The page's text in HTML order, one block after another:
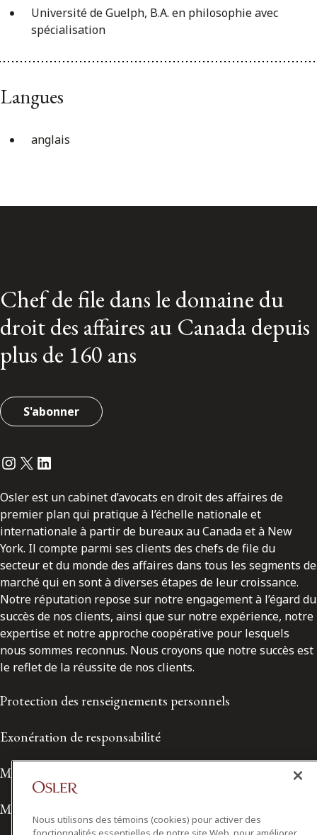
Université de Guelph, B.A. en philosophie avec
spécialisation
Langues
anglais
Chef de file dans le domaine du
droit des affaires au Canada depuis
plus de 160 ans
S'abonner
Instagram
Twitter
LinkedIn
Osler est un cabinet d’avocats en droit des affaires de
premier plan qui pratique à l’échelle nationale et
internationale à partir de bureaux au Canada et à New
York. Il compte parmi ses clients des chefs de file du
secteur et du monde des affaires dans tous les segments de
marché qui en sont à diverses étapes de leur croissance.
Notre réputation repose sur notre engagement à l’égard du
succès de nos clients, ainsi que sur notre expérience, notre
expertise et notre approche coopérative pour lesquels
nous sommes reconnus. Nous croyons que notre succès est
le reflet de la réussite de nos clients.
Protection des renseignements personnels
Exonération de responsabilité
Modalités de prestation de services
Modalités d'utilisation
Nous utilisons des témoins (cookies) pour activer des